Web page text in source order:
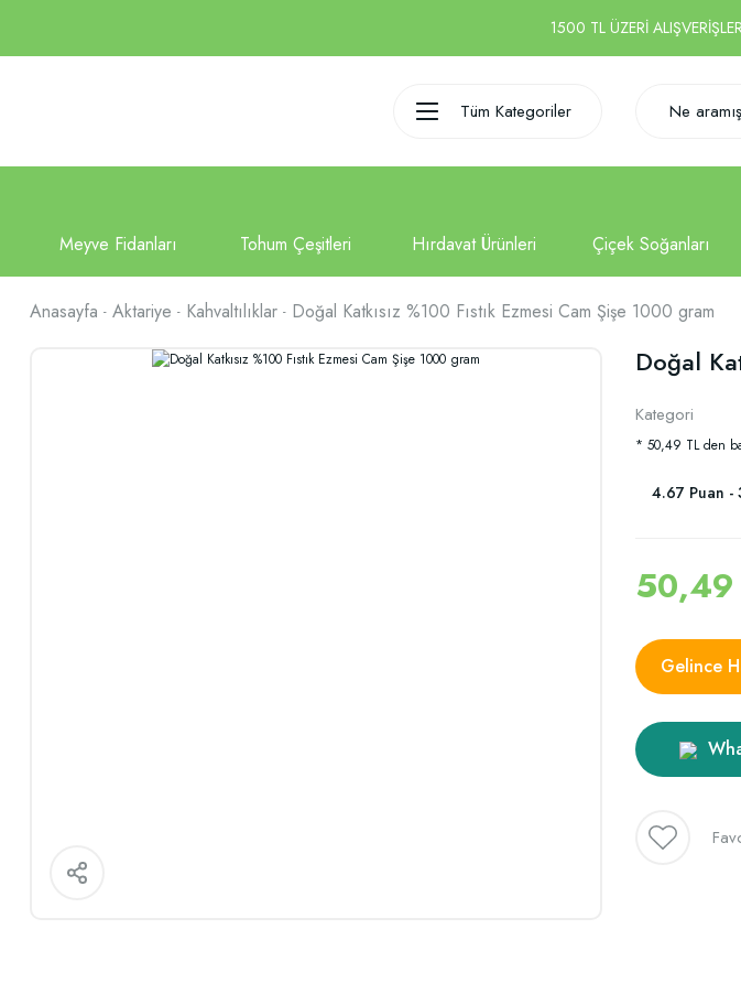
1500 TL ÜZERİ
Tüm Kategoriler
Anasayfa Aktariye Kahvaltılıklar Doğal Katkısız %100 Fıstık Ezmesi Cam Şişe 1000 gram
Doğal
Kategori
* 50,49 TL den
4.67 Puan -
50,49
Gelince